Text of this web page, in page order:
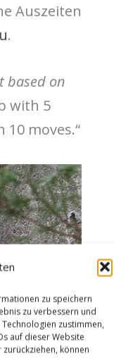
zu speichern
zu verbessern und
zustimmen,
auf dieser Website
können
Auszeiten
.
based on
with 5
moves.“